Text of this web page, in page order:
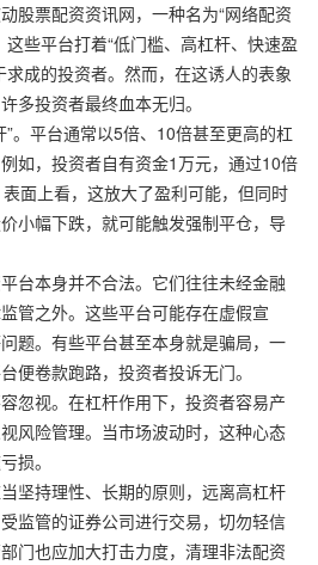
股票配资资讯网，一种名为“网络配资
些平台打着“低门槛、高杠杆、快速盈
成的投资者。然而，在这诱人的表象
多投资者最终血本无归。
。平台通常以5倍、10倍甚至更高的杠
如，投资者自有资金1万元，通过10倍
面上看，这放大了盈利可能，但同时
小幅下跌，就可能触发强制平仓，导
台本身并不合法。它们往往未经金融
管之外。这些平台可能存在虚假宣
题。有些平台甚至本身就是骗局，一
便卷款跑路，投资者投诉无门。
忽视。在杠杆作用下，投资者容易产
风险管理。当市场波动时，这种心态
损。
坚持理性、长期的原则，远离高杠杆
监管的证券公司进行交易，切勿轻信
门也应加大打击力度，清理非法配资